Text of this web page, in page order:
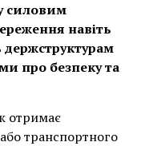
силовим
навіть
держструктурам
про безпеку та
отримає
транспортного